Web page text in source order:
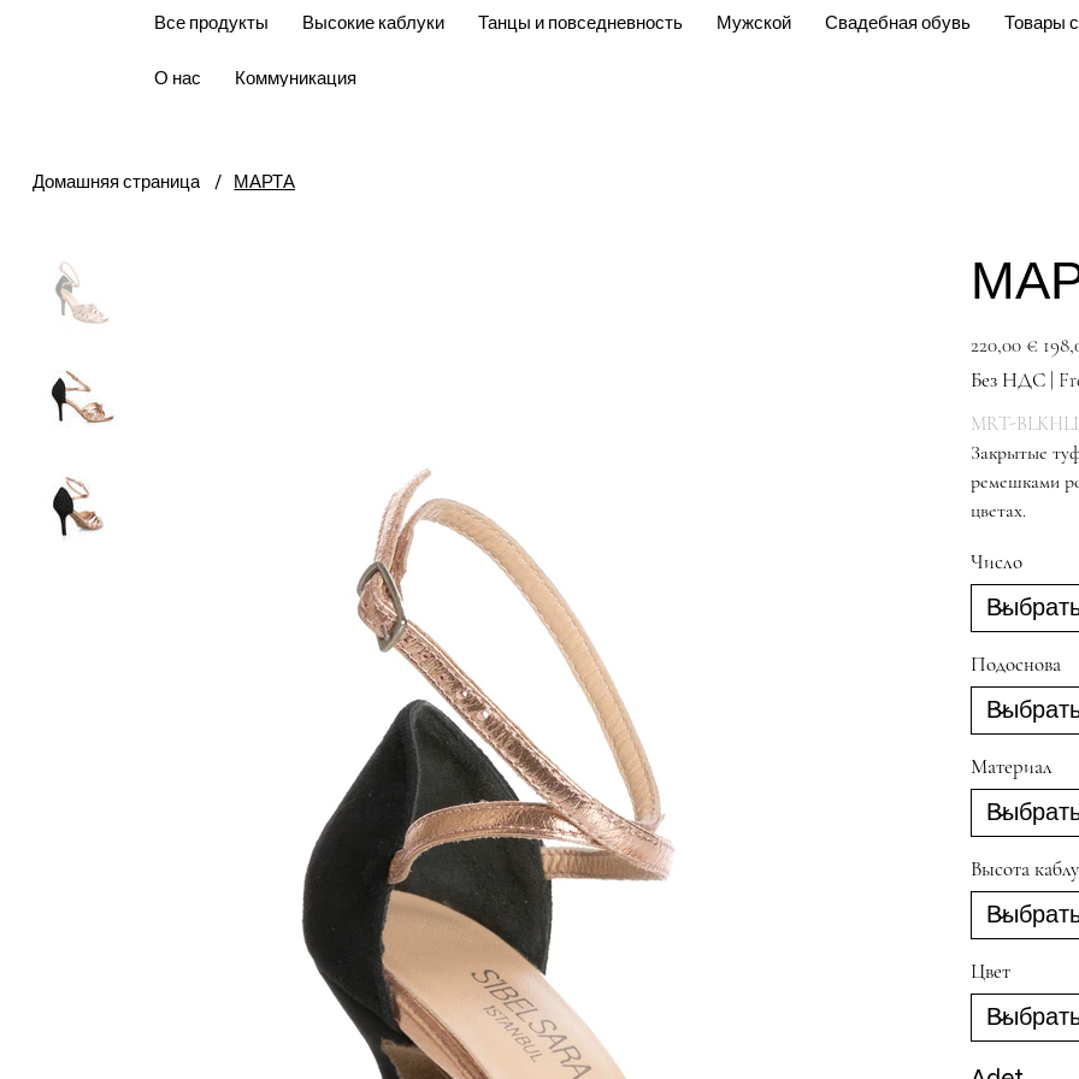
Все продукты Высокие каблуки Танцы и повседневность Мужской Свадебная обувь Товары
О нас Коммуникация
Домашняя страница / МАРТА
Первоначальная
цена
220,00 €
Без НДС |
MRT-
Закрытые
ремешками
цветах.
Число
Подоснова
Материал
Высота
Цвет